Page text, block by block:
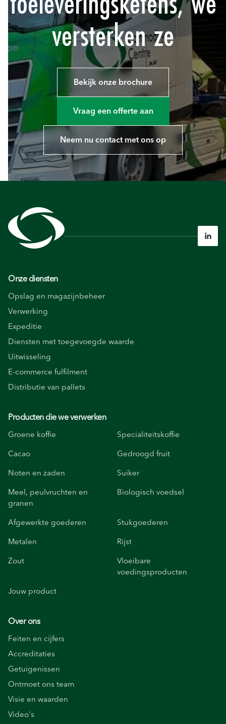
versterken ze
Bekijk onze brochure
Vraag een offerte aan
Neem nu contact met ons op

Onze diensten
Opslag en magazijnbeheer
Verwerking
Expeditie
Diensten met toegevoegde waarde
Uitwisseling
E-commerce fulfilment
Distributie van pallets
Producten die we verwerken
Groene koffie
Specialiteitskoffie
Cacao
Gedroogd fruit
Noten en zaden
Suiker
Meel, peulvruchten en
granen
Biologisch voedsel
Afgewerkte goederen
Stukgoederen
Metalen
Rijst
Zout
Vloeibare
voedingsproducten
Jouw product
Over ons
Feiten en cijfers
Accreditaties
Getuigenissen
Ontmoet ons team
Visie en waarden
Video's